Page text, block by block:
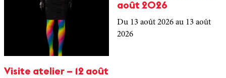
Visite atelier – 12 août
août 2026
Du 13 août 2026 au 13 août
2026